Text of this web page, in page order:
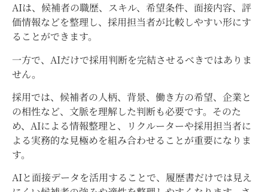
AIは、候補者の職歴、スキル、希望条件、面接内容、評
価情報などを整理し、採用担当者が比較しやすい形にす
ることができます。
一方で、AIだけで採用判断を完結させるべきではありま
せん。
採用では、候補者の人柄、背景、働き方の希望、企業と
の相性など、文脈を理解した判断も必要です。そのた
め、AIによる情報整理と、リクルーターや採用担当者に
よる実務的な見極めを組み合わせることが重要になりま
す。
AIと面接データを活用することで、履歴書だけでは見え